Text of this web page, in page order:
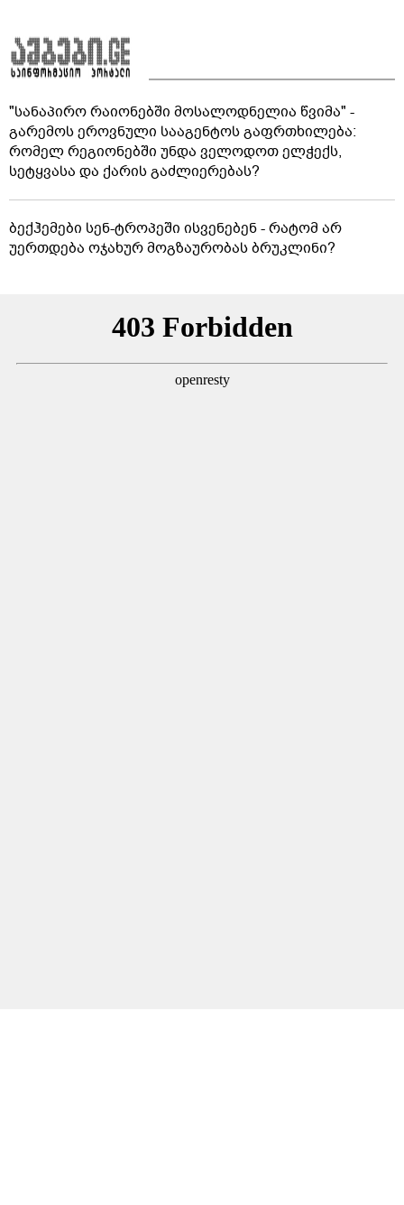
"სანაპირო რაიონებში მოსალოდნელია წვიმა" -
გარემოს ეროვნული სააგენტოს გაფრთხილება:
რომელ რეგიონებში უნდა ველოდოთ ელჭექს,
სეტყვასა და ქარის გაძლიერებას?
ბექჰემები სენ-ტროპეში ისვენებენ - რატომ არ
უერთდება ოჯახურ მოგზაურობას ბრუკლინი?